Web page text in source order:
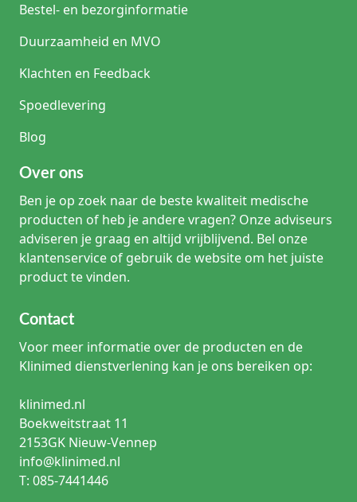
Bestel- en bezorginformatie
Duurzaamheid en MVO
Klachten en Feedback
Spoedlevering
Blog
Over ons
Ben je op zoek naar de beste kwaliteit medische
producten of heb je andere vragen? Onze adviseurs
adviseren je graag en altijd vrijblijvend. Bel onze
klantenservice of gebruik de website om het juiste
product te vinden.
Contact
Voor meer informatie over de producten en de
Klinimed dienstverlening kan je ons bereiken op:
klinimed.nl
Boekweitstraat 11
2153GK Nieuw-Vennep
info@klinimed.nl
T: 085-7441446